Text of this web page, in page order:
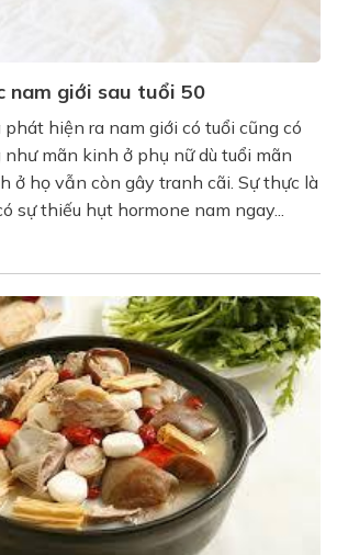
nam giới sau tuổi 50
hiện ra nam giới có tuổi cũng có
mãn kinh ở phụ nữ dù tuổi mãn
ở họ vẫn còn gây tranh cãi. Sự thực là
sự thiếu hụt hormone nam ngay...